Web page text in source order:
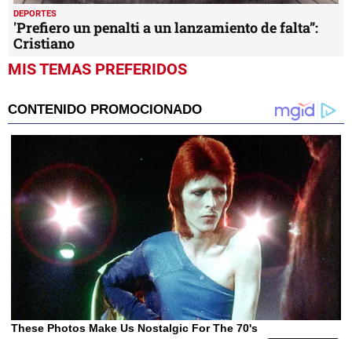
DEPORTES
'Prefiero un penalti a un lanzamiento de falta”:
Cristiano
MIS TEMAS PREFERIDOS